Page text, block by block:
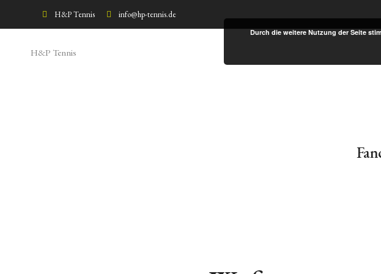
H&P Tennis info@hp-tennis.de
H&P Tennis
Fancy text
Durch die weitere Nutzung der Seite